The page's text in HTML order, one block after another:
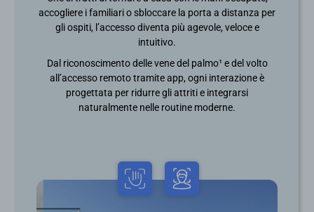
accogliere i familiari o sbloccare la porta a distanza per
gli ospiti, l’accesso diventa più agevole, veloce e
intuitivo.
Dal riconoscimento delle vene del palmo¹ e del volto
all’accesso remoto tramite app, ogni interazione è
progettata per ridurre gli attriti e integrarsi
naturalmente nelle routine moderne.